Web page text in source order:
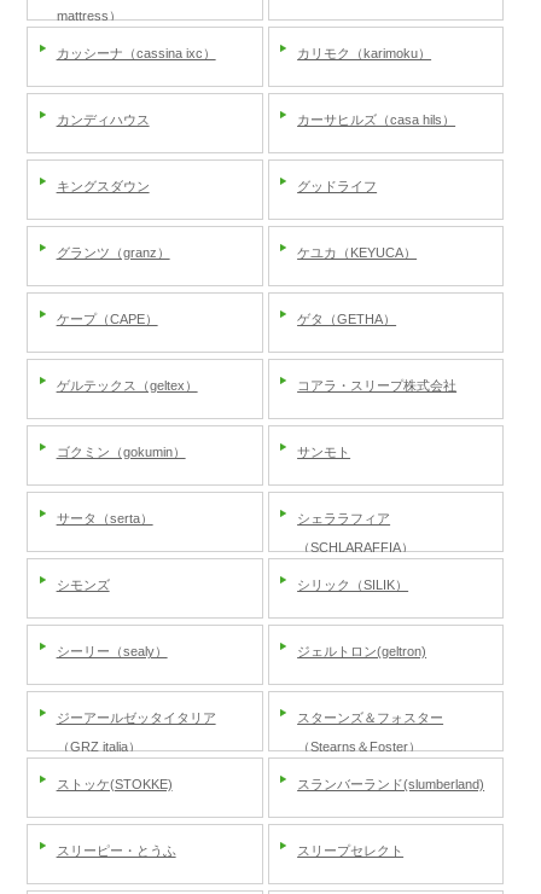
mattress）
カッシーナ（cassina ixc） カリモク（karimoku）
カンディハウス カーサヒルズ（casa hils）
キングスダウン グッドライフ
グランツ（granz） ケユカ（KEYUCA）
ケープ（CAPE） ゲタ（GETHA）
ゲルテックス（geltex） コアラ・スリープ株式会社
ゴクミン（gokumin） サンモト
サータ（serta）
シェララフィア
（SCHLARAFFIA）
シモンズ シリック（SILIK）
シーリー（sealy） ジェルトロン(geltron)
ジーアールゼッタイタリア
（GRZ italia）
スターンズ＆フォスター
（Stearns＆Foster）
ストッケ(STOKKE) スランバーランド(slumberland)
スリーピー・とうふ スリープセレクト